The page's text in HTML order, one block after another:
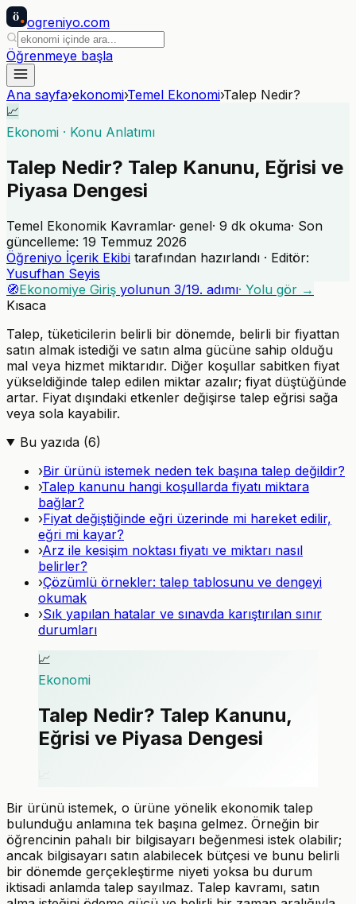
ö ogreniyo.com
Öğrenmeye başla
Ana sayfa›ekonomi›Temel Ekonomi›Talep Nedir?
📈
Ekonomi · Konu Anlatımı
Talep Nedir? Talep Kanunu, Eğrisi ve
Piyasa Dengesi
Temel Ekonomik Kavramlar· genel· 9 dk okuma· Son
güncelleme: 19 Temmuz 2026
Öğreniyo İçerik Ekibi tarafından hazırlandı · Editör:
Yusufhan Seyis
🧭Ekonomiye Giriş yolunun 3/19. adımı· Yolu gör →
Kısaca
Talep, tüketicilerin belirli bir dönemde, belirli bir fiyattan
satın almak istediği ve satın alma gücüne sahip olduğu
mal veya hizmet miktarıdır. Diğer koşullar sabitken fiyat
yükseldiğinde talep edilen miktar azalır; fiyat düştüğünde
artar. Fiyat dışındaki etkenler değişirse talep eğrisi sağa
veya sola kayabilir.
Bu yazıda (6)
›Bir ürünü istemek neden tek başına talep değildir?
›Talep kanunu hangi koşullarda fiyatı miktara
bağlar?
›Fiyat değiştiğinde eğri üzerinde mi hareket edilir,
eğri mi kayar?
›Arz ile kesişim noktası fiyatı ve miktarı nasıl
belirler?
›Çözümlü örnekler: talep tablosunu ve dengeyi
okumak
›Sık yapılan hatalar ve sınavda karıştırılan sınır
durumları
📈
Ekonomi
Talep Nedir? Talep Kanunu,
Eğrisi ve Piyasa Dengesi
Bir ürünü istemek, o ürüne yönelik ekonomik talep
bulunduğu anlamına tek başına gelmez. Örneğin bir
öğrencinin pahalı bir bilgisayarı beğenmesi istek olabilir;
ancak bilgisayarı satın alabilecek bütçesi ve bunu belirli
bir dönemde gerçekleştirme niyeti yoksa bu durum
iktisadi anlamda talep sayılmaz. Talep kavramı, satın